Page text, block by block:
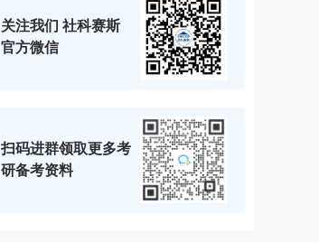
关注我们 社科赛斯
官方微信
扫码进群领取更多考
研备考资料